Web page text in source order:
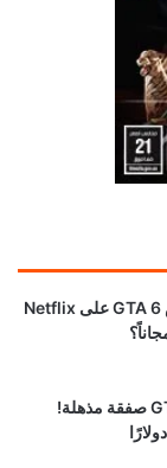
هل ستدفع لمشاهدة استعراض GTA 6 على Netflix
رئيس Take-Two: سعر GTA 6 صفقة مذهلة!